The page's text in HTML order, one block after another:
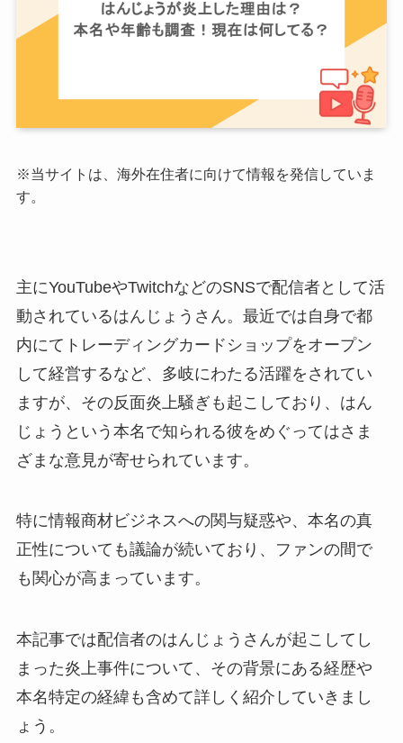
※当サイトは、海外在住者に向けて情報を発信していま
す。
主にYouTubeやTwitchなどのSNSで配信者として活
動されているはんじょうさん。最近では自身で都
内にてトレーディングカードショップをオープン
して経営するなど、多岐にわたる活躍をされてい
ますが、その反面炎上騒ぎも起こしており、はん
じょうという本名で知られる彼をめぐってはさま
ざまな意見が寄せられています。
特に情報商材ビジネスへの関与疑惑や、本名の真
正性についても議論が続いており、ファンの間で
も関心が高まっています。
本記事では配信者のはんじょうさんが起こしてし
まった炎上事件について、その背景にある経歴や
本名特定の経緯も含めて詳しく紹介していきまし
ょう。